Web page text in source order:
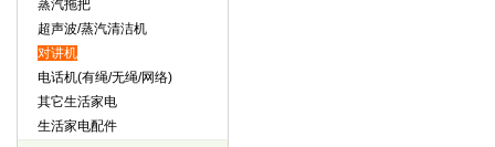
蒸汽拖把
超声波/蒸汽清洁机
对讲机
电话机(有绳/无绳/网络)
其它生活家电
生活家电配件